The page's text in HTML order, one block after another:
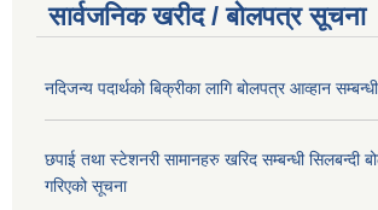
सार्वजनिक खरीद / बोलपत्र सूचना
नदिजन्य पदार्थको बिक्रीका लागि बोलपत्र आव्हान
छपाई तथा स्टेशनरी सामानहरु खरिद सम्बन्धी सिलबन्दी
गरिएको सूचना